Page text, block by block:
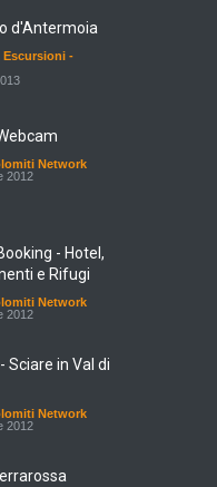
d'Antermoia
Escursioni -
Network
2012
- Hotel,
e Rifugi
Network
2012
Sciare in Val di
Network
2012